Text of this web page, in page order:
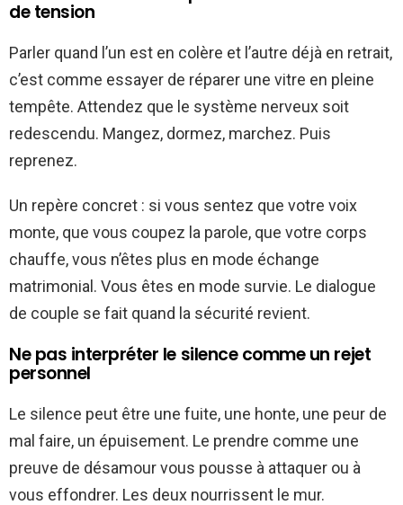
de tension
Parler quand l’un est en colère et l’autre déjà en retrait,
c’est comme essayer de réparer une vitre en pleine
tempête. Attendez que le système nerveux soit
redescendu. Mangez, dormez, marchez. Puis
reprenez.
Un repère concret : si vous sentez que votre voix
monte, que vous coupez la parole, que votre corps
chauffe, vous n’êtes plus en mode échange
matrimonial. Vous êtes en mode survie. Le dialogue
de couple se fait quand la sécurité revient.
Ne pas interpréter le silence comme un rejet
personnel
Le silence peut être une fuite, une honte, une peur de
mal faire, un épuisement. Le prendre comme une
preuve de désamour vous pousse à attaquer ou à
vous effondrer. Les deux nourrissent le mur.